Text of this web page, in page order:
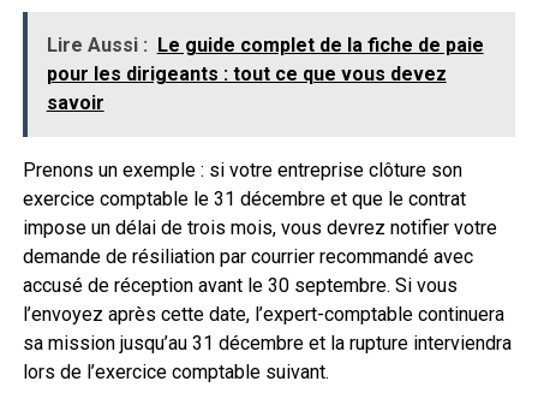
Lire Aussi : Le guide complet de la fiche de paie
pour les dirigeants : tout ce que vous devez
savoir
Prenons un exemple : si votre entreprise clôture son
exercice comptable le 31 décembre et que le contrat
impose un délai de trois mois, vous devrez notifier votre
demande de résiliation par courrier recommandé avec
accusé de réception avant le 30 septembre. Si vous
l’envoyez après cette date, l’expert-comptable continuera
sa mission jusqu’au 31 décembre et la rupture interviendra
lors de l’exercice comptable suivant.